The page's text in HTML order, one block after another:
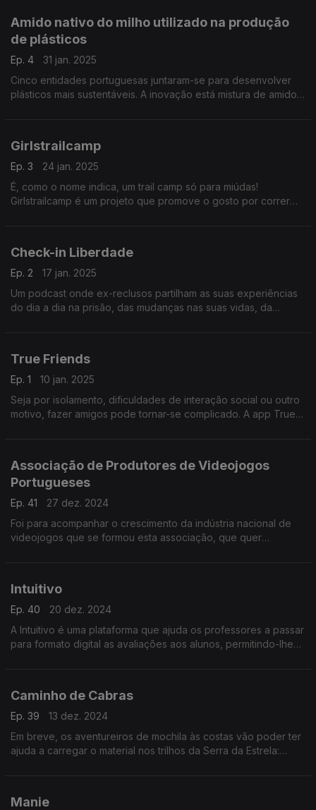
Amido nativo do milho utilizado na produção
de plásticos
Ep. 4
31 jan. 2025
Cinco entidades portuguesas juntaram-se para desenvolver
plásticos mais sustentáveis. A inovação está mistura de amido
Girlstrailcamp
Ep. 3
24 jan. 2025
É, como o nome indica, um trail camp só para miúdas!
Girlstrailcamp é um projeto que promove o gosto por correr
Check-in Liberdade
Ep. 2
17 jan. 2025
Um podcast onde ex-reclusos partilham as suas experiências
do dia a dia na prisão, das mudanças nas suas vidas, da
True Friends
Ep. 1
10 jan. 2025
Seja por isolamento, dificuldades de interação social ou outro
motivo, fazer amigos pode tornar-se complicado. A app True
Associação de Produtores de Videojogos
Portugueses
Ep. 41
27 dez. 2024
Foi para acompanhar o crescimento da indústria nacional de
videojogos que se formou esta associação, que quer
Intuitivo
Ep. 40
20 dez. 2024
A Intuitivo é uma plataforma que ajuda os professores a passar
para formato digital as avaliações aos alunos, permitindo-lhes
Caminho de Cabras
Ep. 39
13 dez. 2024
Em breve, os aventureiros de mochila às costas vão poder ter
ajuda a carregar o material nos trilhos da Serra da Estrela:
Manie